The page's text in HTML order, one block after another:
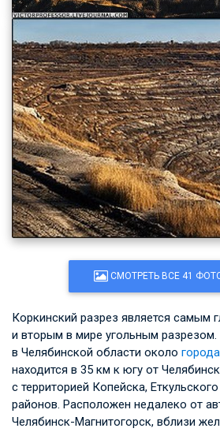
СМОТРЕТЬ ВСЕ 41
Коркинский разрез является самым
и вторым в мире угольным разрезом.
в Челябинской области около
находится в 35 км к югу от
с территорией Копейска,
районов. Расположен недалеко от
Челябинск-Магнитогорск, вблизи